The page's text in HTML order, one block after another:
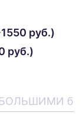
руб.)
руб.)